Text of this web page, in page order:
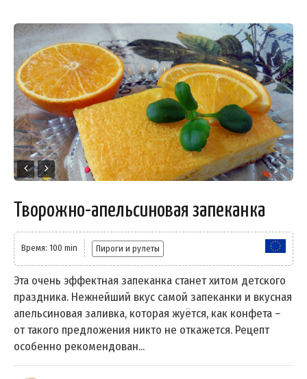
Творожно-апельсиновая запеканка
Время: 100 min Пироги и рулеты
Эта очень эффектная запеканка станет хитом детского
праздника. Нежнейший вкус самой запеканки и вкусная
апельсиновая заливка, которая жуётся, как конфета –
от такого предложения никто не откажется. Рецепт
особенно рекомендован...